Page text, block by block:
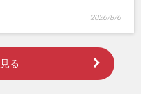
2026/8/6
る